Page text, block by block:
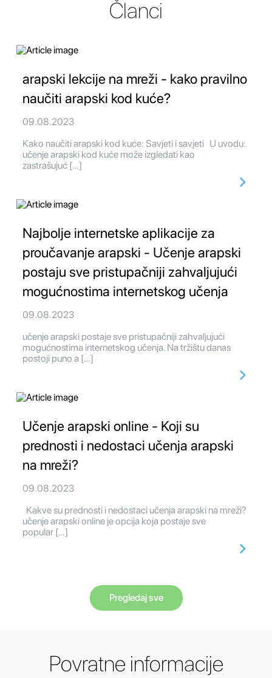
Članci
arapski lekcije na mreži - kako pravilno
naučiti arapski kod kuće?
09.08.2023
Kako naučiti arapski kod kuće: Savjeti i savjeti U uvodu:
učenje arapski kod kuće može izgledati kao
zastrašujuć […]
Najbolje internetske aplikacije za
proučavanje arapski - Učenje arapski
postaju sve pristupačniji zahvaljujući
mogućnostima internetskog učenja
09.08.2023
učenje arapski postaje sve pristupačniji zahvaljujući
mogućnostima internetskog učenja. Na tržištu danas
postoji puno a […]
Učenje arapski online - Koji su
prednosti i nedostaci učenja arapski
na mreži?
09.08.2023
Kakve su prednosti i nedostaci učenja arapski na mreži?
učenje arapski online je opcija koja postaje sve
popular […]
Pregledaj sve
Povratne informacije